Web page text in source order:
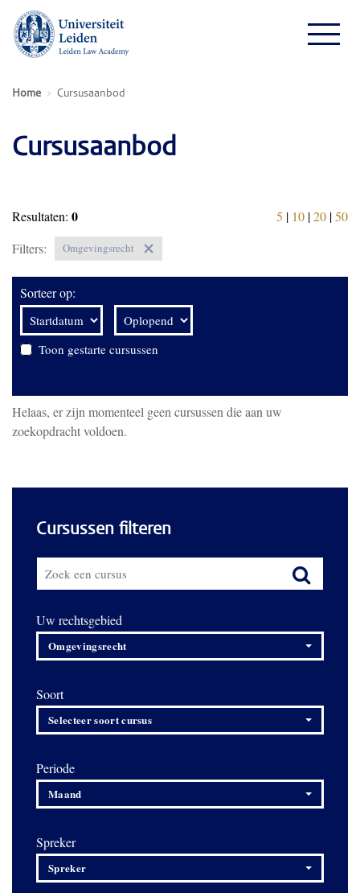
Home Cursusaanbod
Cursusaanbod
Resultaten: 0 5 | 10 |20 |50
Filters:
Omgevingsrecht
Sorteer op:
Toon gestarte cursussen
Helaas, er zijn momenteel geen cursussen die aan uw
zoekopdracht voldoen.
Cursussen filteren
Uw rechtsgebied
Omgevingsrecht
Soort
Selecteer soort cursus
Periode
Maand
Spreker
Spreker